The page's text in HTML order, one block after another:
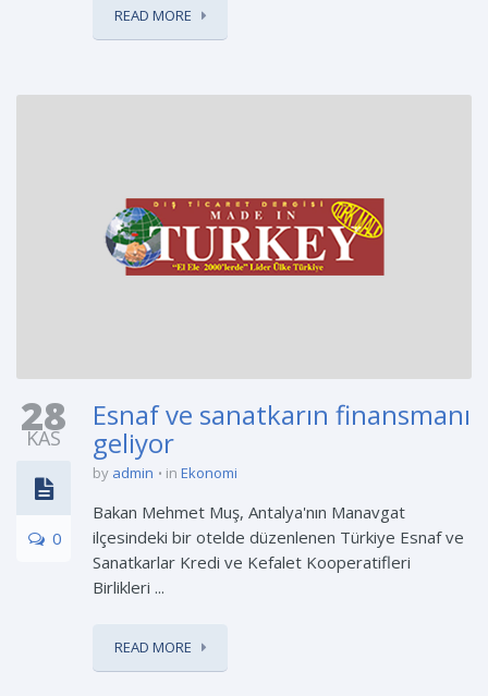
READ MORE
28
KAS
0
Esnaf ve sanatkarın finansmanı
geliyor
by admin in Ekonomi
Bakan Mehmet Muş, Antalya'nın Manavgat
ilçesindeki bir otelde düzenlenen Türkiye Esnaf ve
Sanatkarlar Kredi ve Kefalet Kooperatifleri
Birlikleri ...
READ MORE